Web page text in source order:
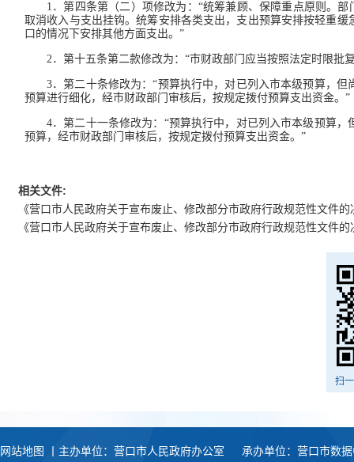
1．第四条第（二）项修改为：“统筹兼顾、保障重点原则。
取消收入与支出挂钩。统筹安排各类支出，支出预算安排按轻重
口的情况下安排其他方面支出。”
2．第十五条第二款修改为：“市财政部门应当按照法定时限批
3．第二十条修改为：“预算执行中，对已列入市本级预算，
预算进行细化，经市财政部门审核后，按规定拨付预算支出资金。”
4．第二十一条修改为：“预算执行中，对已列入市本级预算
预算，经市财政部门审核后，按规定拨付预算支出资金。”
相关文件:
《营口市人民政府关于宣布废止、修改部分市政府行政规范性文件
《营口市人民政府关于宣布废止、修改部分市政府行政规范性文件
扫
网站地图 丨主办单位：营口市人民政府办公室
承办单位：营口市数